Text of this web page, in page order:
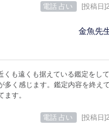
電話 占い [投稿日
金魚先
くも遠くも据えている鑑定をし
多く感じます。鑑定内容を終え
ます。
電話 占い [投稿日